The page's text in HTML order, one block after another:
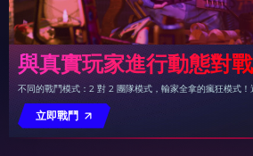
與真實玩家進行動態對戰
不同的戰鬥模式：2 對 2 團隊模式，輸家全拿的瘋狂模式！
立即戰鬥